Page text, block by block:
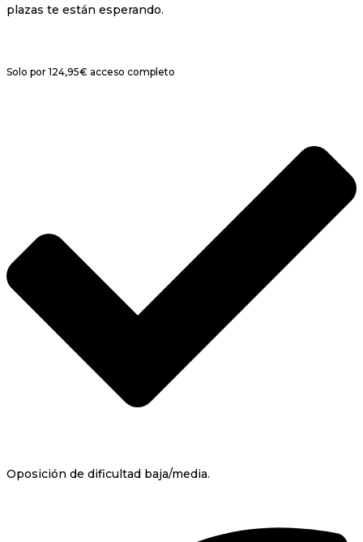
plazas te están esperando.
Solo por 124,95€ acceso completo
Oposición de dificultad baja/media.